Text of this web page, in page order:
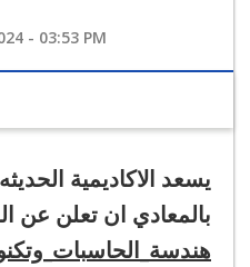
- 03:53 PM
يسعد الاكاديمية
بالمعادي ان تعلن عن